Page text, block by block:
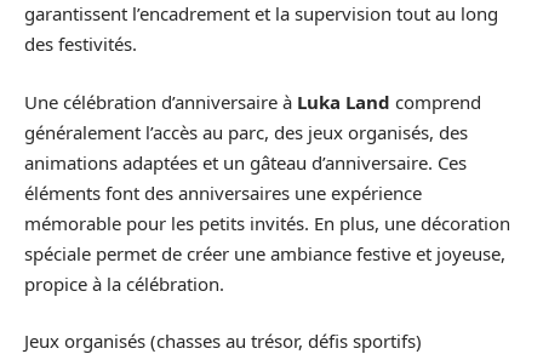
garantissent l’encadrement et la supervision tout au long
des festivités.
Une célébration d’anniversaire à Luka Land comprend
généralement l’accès au parc, des jeux organisés, des
animations adaptées et un gâteau d’anniversaire. Ces
éléments font des anniversaires une expérience
mémorable pour les petits invités. En plus, une décoration
spéciale permet de créer une ambiance festive et joyeuse,
propice à la célébration.
Jeux organisés (chasses au trésor, défis sportifs)